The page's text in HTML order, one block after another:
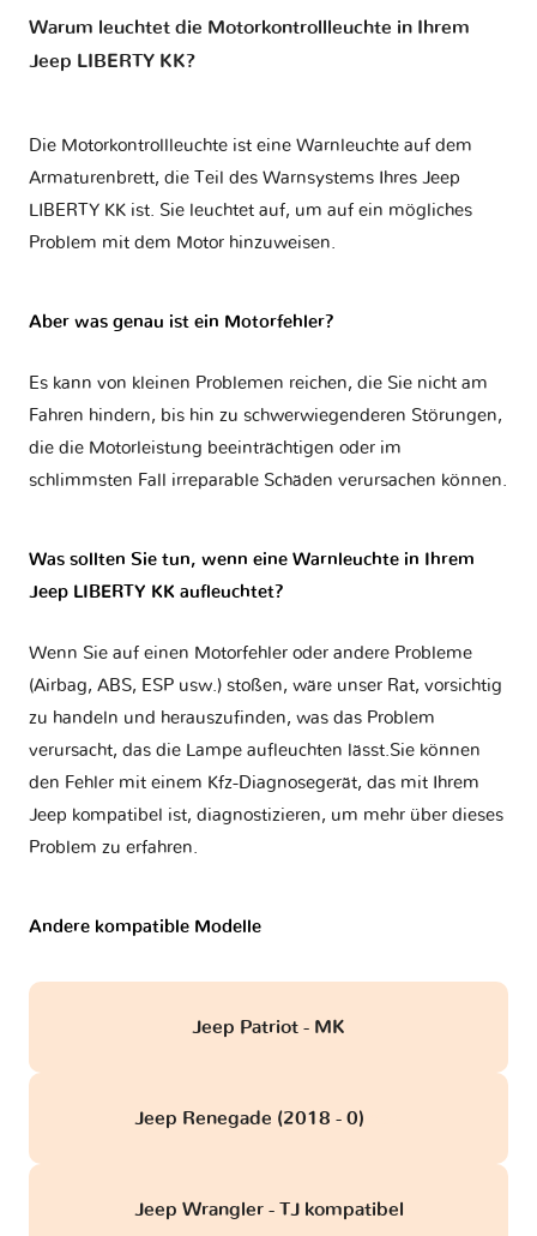
Warum leuchtet die Motorkontrollleuchte in Ihrem
Jeep LIBERTY KK?
Die Motorkontrollleuchte ist eine Warnleuchte auf dem
Armaturenbrett, die Teil des Warnsystems Ihres Jeep
LIBERTY KK ist. Sie leuchtet auf, um auf ein mögliches
Problem mit dem Motor hinzuweisen.
Aber was genau ist ein Motorfehler?
Es kann von kleinen Problemen reichen, die Sie nicht am
Fahren hindern, bis hin zu schwerwiegenderen Störungen,
die die Motorleistung beeinträchtigen oder im
schlimmsten Fall irreparable Schäden verursachen können.
Was sollten Sie tun, wenn eine Warnleuchte in Ihrem
Jeep LIBERTY KK aufleuchtet?
Wenn Sie auf einen Motorfehler oder andere Probleme
(Airbag, ABS, ESP usw.) stoßen, wäre unser Rat, vorsichtig
zu handeln und herauszufinden, was das Problem
verursacht, das die Lampe aufleuchten lässt.Sie können
den Fehler mit einem Kfz-Diagnosegerät, das mit Ihrem
Jeep kompatibel ist, diagnostizieren, um mehr über dieses
Problem zu erfahren.
Andere kompatible Modelle
Jeep Patriot - MK
Jeep Renegade (2018 - 0)
Jeep Wrangler - TJ kompatibel